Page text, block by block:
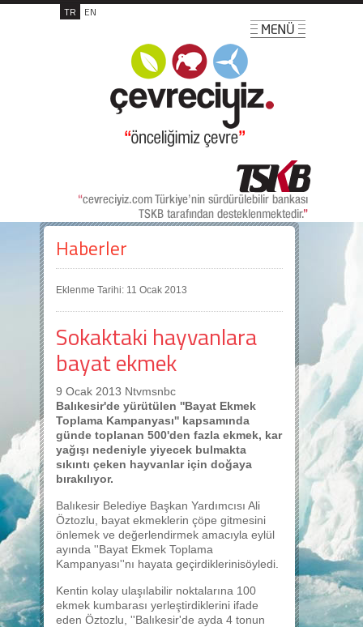
TR EN
Haberler
Eklenme Tarihi: 11 Ocak 2013
Sokaktaki hayvanlara
bayat ekmek
9 Ocak 2013 Ntvmsnbc
Balıkesir'de yürütülen ''Bayat Ekmek
Toplama Kampanyası'' kapsamında
günde toplanan 500'den fazla ekmek, kar
yağışı nedeniyle yiyecek bulmakta
sıkıntı çeken hayvanlar için doğaya
bırakılıyor.
Balıkesir Belediye Başkan Yardımcısı Ali
Öztozlu, bayat ekmeklerin çöpe gitmesini
önlemek ve değerlendirmek amacıyla eylül
ayında ''Bayat Ekmek Toplama
Kampanyası''nı hayata geçirdiklerinisöyledi.
Kentin kolay ulaşılabilir noktalarına 100
ekmek kumbarası yerleştirdiklerini ifade
eden Öztozlu, ''Balıkesir'de ayda 4 tonun